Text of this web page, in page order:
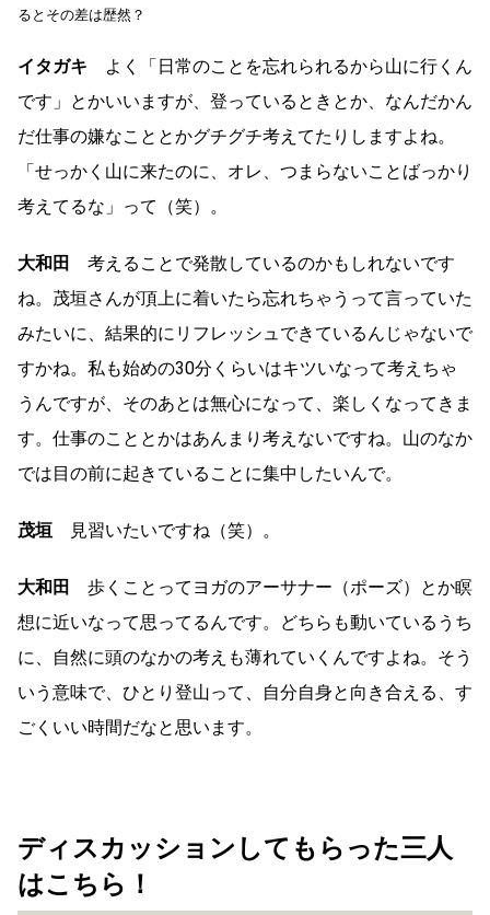
るとその差は歴然？
イタガキ よく「日常のことを忘れられるから山に行くん
です」とかいいますが、登っているときとか、なんだかん
だ仕事の嫌なこととかグチグチ考えてたりしますよね。
「せっかく山に来たのに、オレ、つまらないことばっかり
考えてるな」って（笑）。
大和田
考えることで発散しているのかもしれないです
ね。茂垣さんが頂上に着いたら忘れちゃうって言っていた
みたいに、結果的にリフレッシュできているんじゃないで
すかね。私も始めの30分くらいはキツいなって考えちゃ
うんですが、そのあとは無心になって、楽しくなってきま
す。仕事のこととかはあんまり考えないですね。山のなか
では目の前に起きていることに集中したいんで。
茂垣 見習いたいですね（笑）。
大和田
歩くことってヨガのアーサナー（ポーズ）とか瞑
想に近いなって思ってるんです。どちらも動いているうち
に、自然に頭のなかの考えも薄れていくんですよね。そう
いう意味で、ひとり登山って、自分自身と向き合える、す
ごくいい時間だなと思います。
ディスカッションしてもらった三人
はこちら！